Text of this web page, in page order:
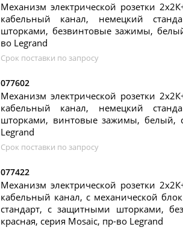
Механизм электрической розетки
кабельный канал, немецкий
шторками, безвинтовые зажимы,
во Legrand
Срок поставки по запросу
077602
Механизм электрической розетки
кабельный канал, немецкий
шторками, винтовые зажимы, белый,
Legrand
Срок поставки по запросу
077422
Механизм электрической розетки
кабельный канал, с механической
стандарт, с защитными шторками,
красная, серия Mosaic, пр-во Legrand